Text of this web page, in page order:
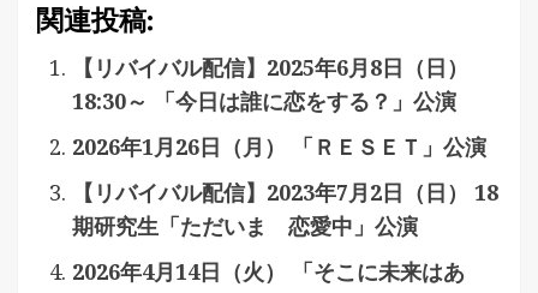
関連投稿:
【リバイバル配信】2025年6月8日（日）
18:30～ 「今日は誰に恋をする？」公演
2026年1月26日（月） 「ＲＥＳＥＴ」公演
【リバイバル配信】2023年7月2日（日） 18
期研究生「ただいま 恋愛中」公演
2026年4月14日（火） 「そこに未来はあ